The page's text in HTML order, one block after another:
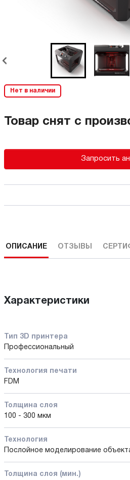
Нет в наличии
Товар снят с
Запросить
ОПИСАНИЕ ОТЗЫВЫ
Характеристики
Тип 3D принтера
Профессиональный
Технология печати
FDM
Толщина слоя
100 - 300 мкм
Технология
Послойное моделирование
Толщина слоя (мин.)